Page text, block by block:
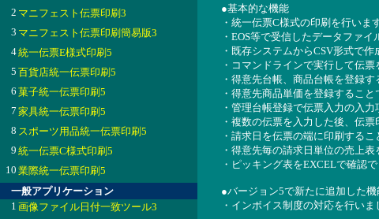
2 マニフェスト伝票印刷3
3 マニフェスト伝票印刷簡易版3
4統一伝票E様式印刷5
5 百貨店統一伝票印刷5
6 菓子統一伝票印刷5
7 家具統一伝票印刷5
8 スポーツ用品統一伝票印刷5
9 統一伝票C様式印刷5
10 業際統一伝票印刷5
一般アプリケーション
1 画像ファイル日付一致ツール3
●基本的な機能
・統一伝票C様式の印刷を行います
・EOS等で受信したデータファ
・既存システムからCSV形式で
・コマンドラインで実行して伝票
・得意先台帳、商品台帳を登録
・得意先商品単価を登録するこ
・管理台帳登録で伝票入力の入
・複数の伝票を入力した後、伝
・請求日を伝票の端に印刷する
・得意先毎の請求日単位の売上
・ピッキング表をEXCELで確認
●バージョン5で新たに追加した機
・インボイス制度の対応を行い